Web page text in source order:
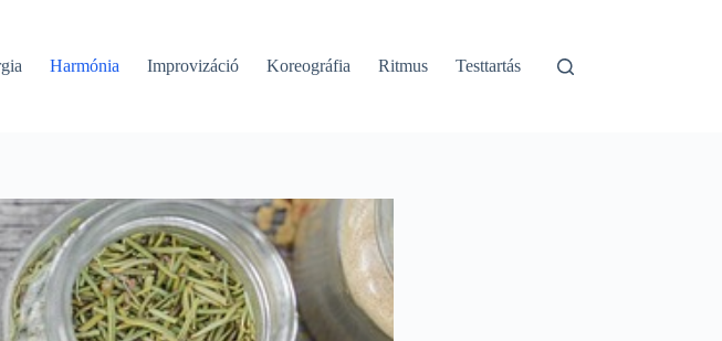
Harmónia Improvizáció Koreográfia Ritmus Testtartás